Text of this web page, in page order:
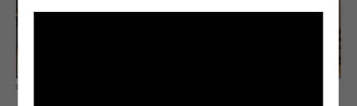
Gözlemle ve Öğren